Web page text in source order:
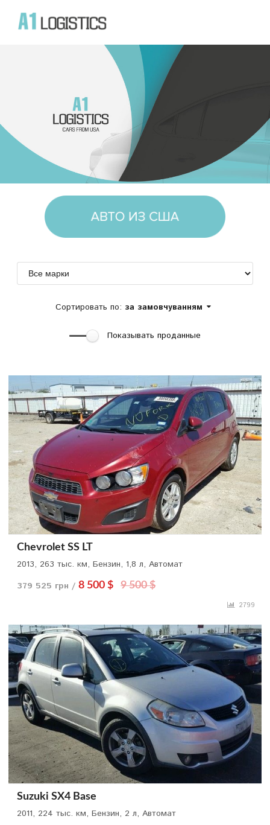
Сортировать по: за замовчуванням
Показывать проданные
Chevrolet SS LT
2013, 263 тыс. км, Бензин, 1,8 л, Автомат
379 525 грн / 8 500 $ 9 500 $
2799
Suzuki SX4 Base
2011, 224 тыс. км, Бензин, 2 л, Автомат